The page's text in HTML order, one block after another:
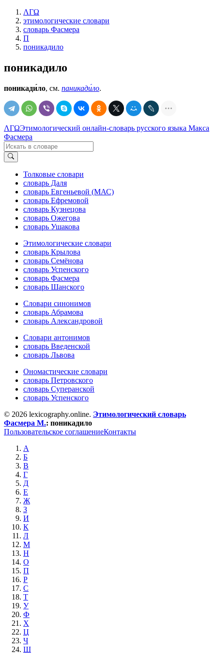
ΛΓΩ
этимологические словари
словарь Фасмера
П
поникадило
поникадило
поникади́ло, см. паникади́ло.
ΛΓΩЭтимологический онлайн-словарь русского языка Макса
Фасмера
Толковые словари
словарь Даля
словарь Евгеньевой (МАС)
словарь Ефремовой
словарь Кузнецова
словарь Ожегова
словарь Ушакова
Этимологические словари
словарь Крылова
словарь Семёнова
словарь Успенского
словарь Фасмера
словарь Шанского
Словари синонимов
словарь Абрамова
словарь Александровой
Словари антонимов
словарь Введенской
словарь Львова
Ономастические словари
словарь Петровского
словарь Суперанской
словарь Успенского
© 2026 lexicography.online. Этимологический словарь
Фасмера М.: поникадило
Пользовательское соглашениеКонтакты
А
Б
В
Г
Д
Е
Ж
З
И
К
Л
М
Н
О
П
Р
С
Т
У
Ф
Х
Ц
Ч
Ш